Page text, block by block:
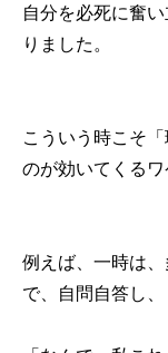
自分を必死に奮
りました。
こういう時こそ
のが効いてくるワ
例えば、一時は
で、自問自答し、